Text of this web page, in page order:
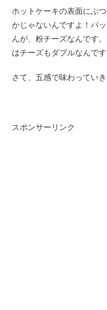
ホットケーキの表面にぶ
かじゃないんですよ！パ
んが、粉チーズなんです
はチーズもダブルなんで
さて、五感で味わってい
スポンサーリンク